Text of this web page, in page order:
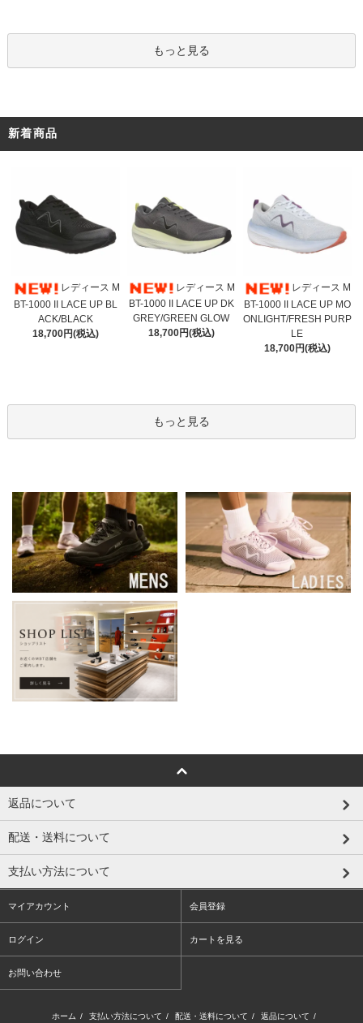
もっと見る
新着商品
レディース M
BT-1000 II LACE UP BL
ACK/BLACK
18,700円(税込)
レディース M
BT-1000 II LACE UP DK
GREY/GREEN GLOW
18,700円(税込)
レディース M
BT-1000 II LACE UP MO
ONLIGHT/FRESH PURP
LE
18,700円(税込)
もっと見る
返品について
配送・送料について
支払い方法について
マイアカウント 会員登録
ログイン カートを見る
お問い合わせ
ホーム / 支払い方法について / 配送・送料について / 返品について /